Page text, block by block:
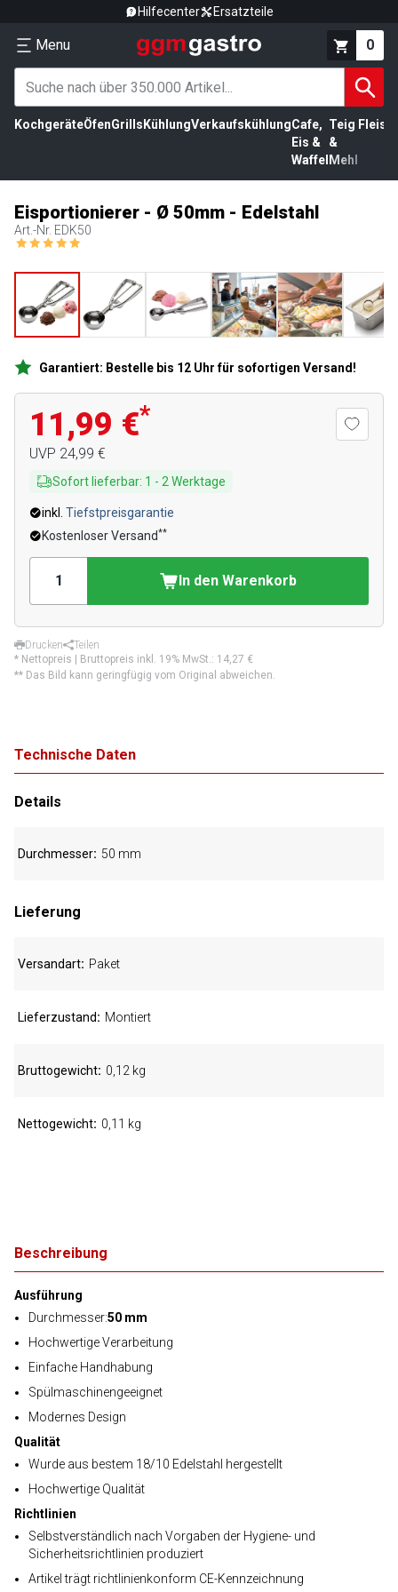
Hilfecenter Ersatzteile
Menu 0
KochgeräteÖfenGrills KühlungVerkaufskühlungCafe,
Eis &
Waffel
Teig
&
Mehl
Eisportionierer - Ø 50mm - Edelstahl
Art.-Nr. EDK50
Garantiert: Bestelle bis 12 Uhr für sofortigen Versand!
11,99 €*
UVP 24,99 €
Sofort lieferbar: 1 - 2 Werktage
inkl. Tiefstpreisgarantie
Kostenloser Versand**
In den Warenkorb
Drucken
Teilen
* Nettopreis | Bruttopreis inkl. 19% MwSt.: 14,27 €
** Das Bild kann geringfügig vom Original abweichen.
Beschreibung
Ausführung
Durchmesser:50 mm
Hochwertige Verarbeitung
Einfache Handhabung
Spülmaschinengeeignet
Modernes Design
Qualität
Wurde aus bestem 18/10 Edelstahl hergestellt
Hochwertige Qualität
Richtlinien
Selbstverständlich nach Vorgaben der Hygiene- und
Sicherheitsrichtlinien produziert
Artikel trägt richtlinienkonform CE-Kennzeichnung
Technische Daten
Details
Durchmesser 50 mm
Lieferung
Versandart Paket
Lieferzustand Montiert
Bruttogewicht 0,12 kg
Nettogewicht 0,11 kg